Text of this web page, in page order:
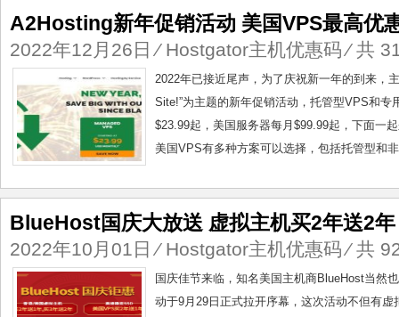
A2Hosting新年促销活动 美国VPS最高优
2022年12月26日 ⁄ Hostgator主机优惠码⁄ 共
2022年已接近尾声，为了庆祝新一年的到来，
Site!”为主题的新年促销活动，托管型VPS和
$23.99起，美国服务器每月$99.99起，下面一
美国VPS有多种方案可以选择，包括托管型和
BlueHost国庆大放送 虚拟主机买2年送2
2022年10月01日 ⁄ Hostgator主机优惠码⁄ 共
国庆佳节来临，知名美国主机商BlueHost当然
动于9月29日正式拉开序幕，这次活动不但有